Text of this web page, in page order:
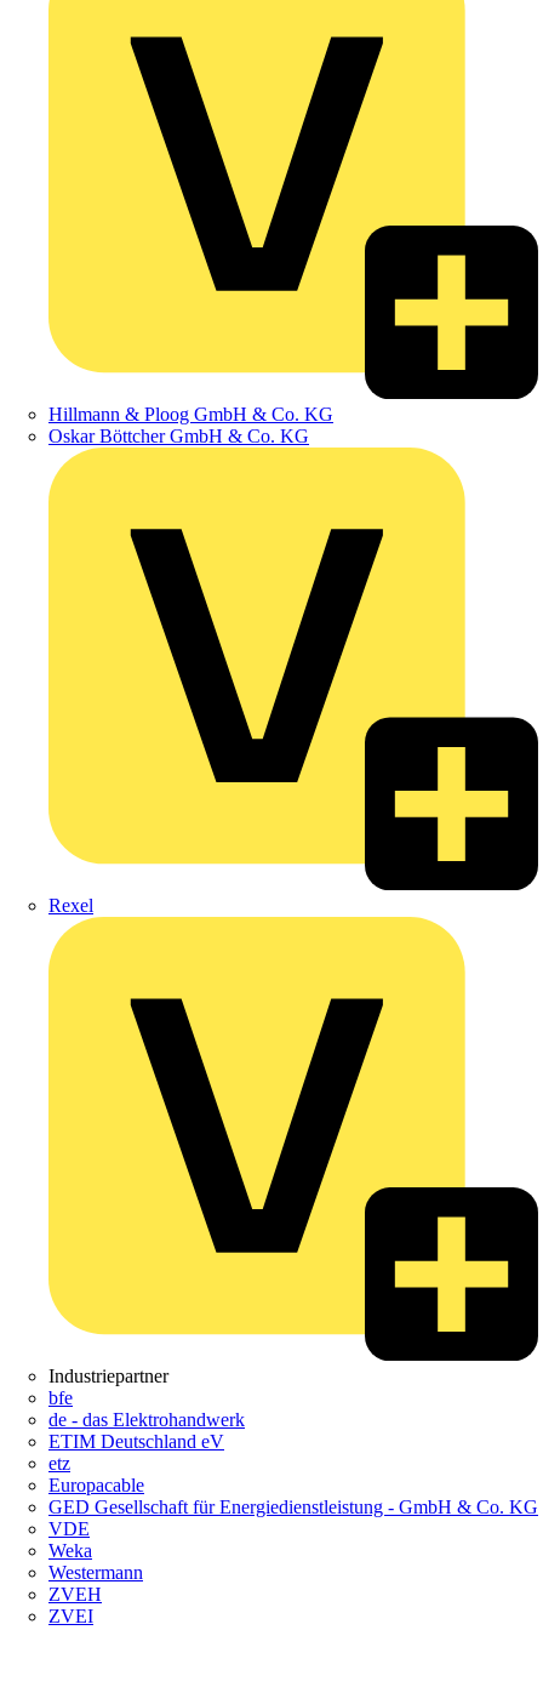
Hillmann & Ploog GmbH & Co. KG
Oskar Böttcher GmbH & Co. KG
Rexel
Industriepartner
bfe
de - das Elektrohandwerk
ETIM Deutschland eV
etz
Europacable
GED Gesellschaft für Energiedienstleistung - GmbH & Co. KG
VDE
Weka
Westermann
ZVEH
ZVEI